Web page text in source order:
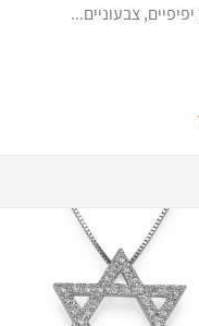
צבעוניים...